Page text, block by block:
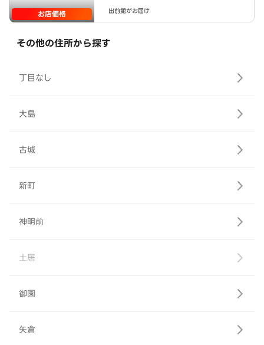
お店価格 出前館がお届け
その他の住所から探す
丁目なし
大島
古城
新町
神明前
土居
御園
矢倉